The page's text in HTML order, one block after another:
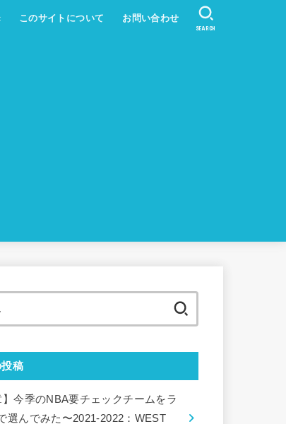
このサイトについて お問い合わせ
SEARCH
稿
】今季のNBA要チェックチームをラ
選んでみた〜2021-2022：WEST